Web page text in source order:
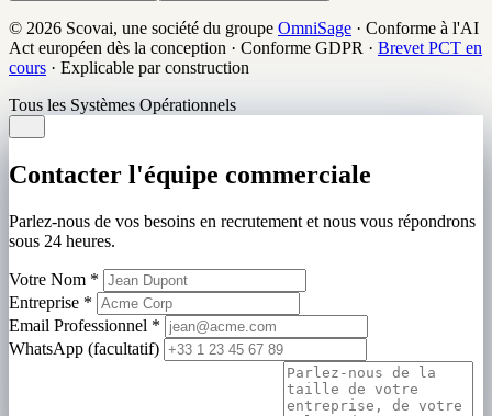
© 2026 Scovai, une société du groupe OmniSage · Conforme à l'AI
Act européen dès la conception · Conforme GDPR · Brevet PCT en
cours · Explicable par construction
Tous les Systèmes Opérationnels
Contacter l'équipe commerciale
Parlez-nous de vos besoins en recrutement et nous vous répondrons
sous 24 heures.
Votre Nom *
Entreprise *
Email Professionnel *
WhatsApp (facultatif)